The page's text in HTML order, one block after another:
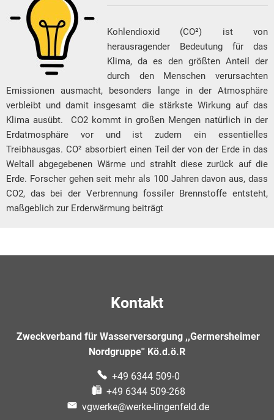
Kohlendioxid (CO²) ist von
herausragender Bedeutung für das
Klima, da es den größten Anteil der
durch den Menschen verursachten
Emissionen ausmacht, besonders lange in der Atmosphäre
verbleibt und damit insgesamt die stärkste Wirkung auf das
Klima ausübt. CO2 kommt in großen Mengen natürlich in der
Erdatmosphäre vor und ist zudem ein essentielles
Treibhausgas. CO² absorbiert einen Teil der von der Erde in das
Weltall abgegebenen Wärme und strahlt diese zurück auf die
Erde. Forscher gehen seit mehr als 100 Jahren davon aus, dass
CO2, das bei der Verbrennung fossiler Brennstoffe entsteht,
maßgeblich zur Erderwärmung beiträgt
Kontakt
Zweckverband für Wasserversorgung ,,Germersheimer
Nordgruppe'' Kö.d.ö.R
+49 6344 509-0
+49 6344 509-268
vgwerke@werke-lingenfeld.de